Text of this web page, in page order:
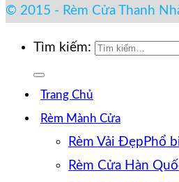
© 2015 - Rèm Cửa Thanh
Tìm kiếm:
Trang Chủ
Rèm Mành Cửa
Rèm Vải Đẹp
Rèm Cửa Hàn